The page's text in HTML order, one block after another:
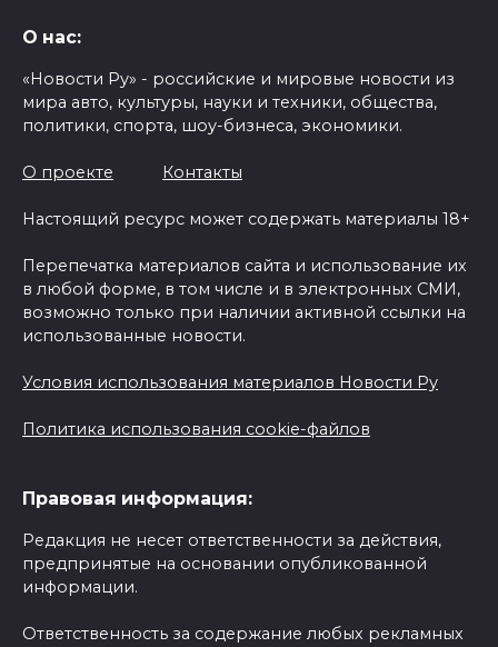
О нас:
«Новости Ру» - российские и мировые новости из
мира авто, культуры, науки и техники, общества,
политики, спорта, шоу-бизнеса, экономики.
О проекте Контакты
Настоящий ресурс может содержать материалы 18+
Перепечатка материалов сайта и использование их
в любой форме, в том числе и в электронных СМИ,
возможно только при наличии активной ссылки на
использованные новости.
Условия использования материалов Новости Ру
Политика использования cookie-файлов
Правовая информация:
Редакция не несет ответственности за действия,
предпринятые на основании опубликованной
информации.
Ответственность за содержание любых рекламных